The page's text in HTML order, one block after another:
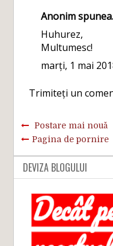
Anonim
Huhurez,
Multumesc!
marți, 1 mai
Trimiteți un
Postare mai nouă
Pagina de pornire
DEVIZA BLOGULUI